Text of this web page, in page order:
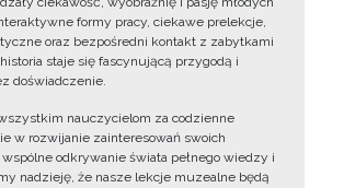
formy pracy, ciekawe prelekcje,
oraz bezpośredni kontakt z zabytkami
staje się fascynującą przygodą i
doświadczenie.
nauczycielom za codzienne
w rozwijanie zainteresowań swoich
odkrywanie świata pełnego wiedzy i
nadzieję, że nasze lekcje muzealne będą